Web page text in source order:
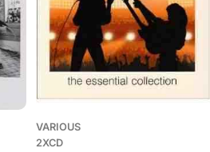
VARIOUS
2XCD